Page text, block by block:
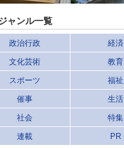
ャンル一覧
政治行政 経済
文化芸術 教育
スポーツ 福祉
催事 生活
社会 特集
連載 PR